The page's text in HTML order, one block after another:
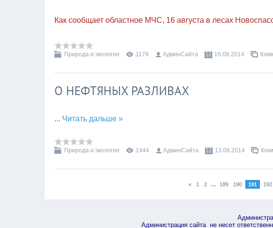
Как сообщает областное МЧС, 16 августа в лесах
Природа и экология 1179 АдминСайта 16.08.2014
О НЕФТЯНЫХ РАЗЛИВАХ
... Читать дальше »
Природа и экология 1444 АдминСайта 13.08.2014
« 1 2 ... 189 190 191 192
Администрация сайта не несет